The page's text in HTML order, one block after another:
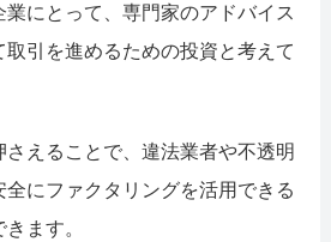
業にとって、専門家のアドバイス
引を進めるための投資と考えて
さえることで、違法業者や不透明
にファクタリングを活用できる
ます。